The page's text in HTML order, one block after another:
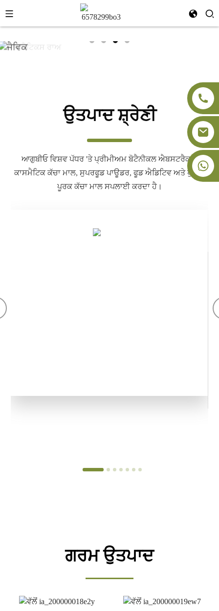
+86-18091843361
ਉਤਪਾਦ ਸ਼੍ਰੇਣੀ
ਆਗੁਬੀਓ ਵਿਸ਼ਵ ਪੱਧਰ 'ਤੇ ਪ੍ਰੀਮੀਅਮ ਬੋਟੈਨੀਕਲ ਐਬਸਟਰੈਕਟ,
ਕਾਸਮੈਟਿਕ ਕੱਚਾ ਮਾਲ, ਸੁਪਰਫੂਡ ਪਾਊਡਰ, ਫੂਡ ਐਡਿਟਿਵ ਅਤੇ ਖੁਰਾਕ
ਪੂਰਕ ਕੱਚਾ ਮਾਲ ਸਪਲਾਈ ਕਰਦਾ ਹੈ।
ਗਰਮ ਉਤਪਾਦ